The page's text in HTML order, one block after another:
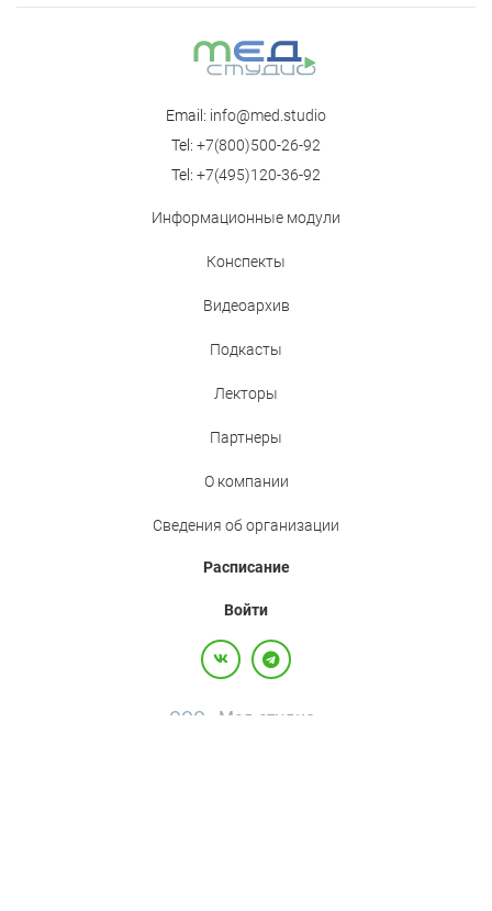
Практический опыт применения пероральной
Email: info@med.studio
Tel: +7(800)500-26-92
Tel: +7(495)120-36-92
Информационные модули
Конспекты
Видеоархив
Подкасты
Лекторы
Партнеры
О компании
Сведения об организации
Расписание
Войти
ООО «Мед.студио»